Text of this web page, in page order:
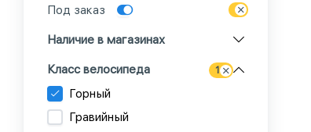
Под заказ
Наличие в магазинах
Класс велосипеда 1
Горный
Гравийный